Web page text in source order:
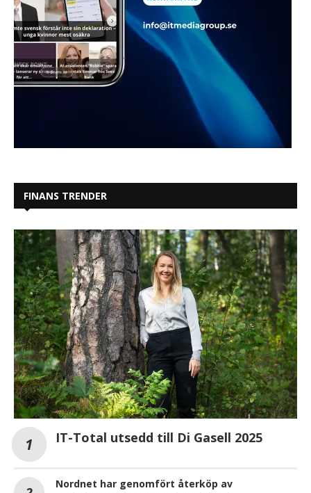
FINANS TRENDER
IT-Total utsedd till Di Gasell 2025
Nordnet har genomfört återköp av